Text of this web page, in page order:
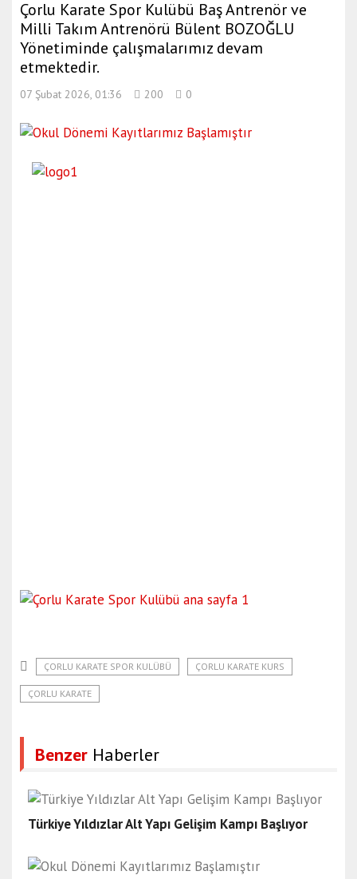
Çorlu Karate Spor Kulübü Baş Antrenör ve
Milli Takım Antrenörü Bülent BOZOĞLU
Yönetiminde çalışmalarımız devam
etmektedir.
07 Şubat 2026, 01:36 200 0
ÇORLU KARATE SPOR KULÜBÜ ÇORLU KARATE KURS
ÇORLU KARATE
Benzer Haberler
Türkiye Yıldızlar Alt Yapı Gelişim Kampı Başlıyor